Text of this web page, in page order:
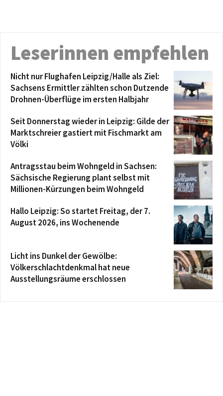
Leserinnen empfehlen
Nicht nur Flughafen Leipzig/Halle als Ziel:
Sachsens Ermittler zählten schon Dutzende
Drohnen-Überflüge im ersten Halbjahr
Seit Donnerstag wieder in Leipzig: Gilde der
Marktschreier gastiert mit Fischmarkt am
Völki
Antragsstau beim Wohngeld in Sachsen:
Sächsische Regierung plant selbst mit
Millionen-Kürzungen beim Wohngeld
Hallo Leipzig: So startet Freitag, der 7.
August 2026, ins Wochenende
Licht ins Dunkel der Gewölbe:
Völkerschlachtdenkmal hat neue
Ausstellungsräume erschlossen